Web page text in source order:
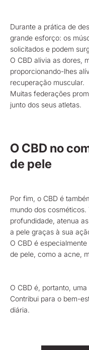
Durante a prática de
grande esforço: os
solicitados e podem
O CBD alivia as dores,
proporcionando-lhes
recuperação muscular.
Muitas federações
junto dos seus atletas.
O CBD no
de pele
Por fim, o CBD é
mundo dos
profundidade, atenua
a pele graças à sua
O CBD é
de pele, como a acne,
O CBD é, portanto,
Contribui para o bem-
diária.